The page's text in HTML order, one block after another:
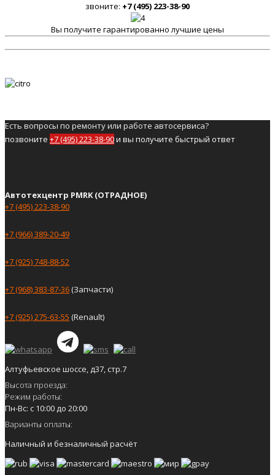
звоните: +7 (495) 223-38-90
Вы получите гарантированно лучшие цены
Есть вопросы по ремонту или работе автосервиса?
позвоните +7 (495) 223-38-90и вы получите быстрый ответ
Автотехцентр PMRK (ОТРАДНОЕ)
+7 (495) 223-38-90
+7 (966) 389-20-49
+7 (925) 748-88-52
+7 (968) 383-87-36(Запчасти)
+7 (925) 275-63-55 (Renault)
Алтуфьевское шоссе, д37, стр.7
Высота проезда:
Режим работы:
Пн-Вс: с 10:00 до 20:00
Варианты оплаты:
Наличный и безналичный расчёт